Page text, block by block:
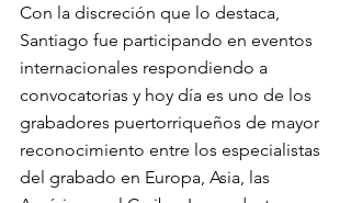
Con la discreción que lo destaca,
Santiago fue participando en eventos
internacionales respondiendo a
convocatorias y hoy día es uno de los
grabadores puertorriqueños de mayor
reconocimiento entre los especialistas
del grabado en Europa, Asia, las